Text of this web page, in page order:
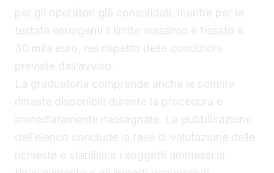
per gli operatori già consolidati, mentre per le
testate emergenti il limite massimo è fissato a
30 mila euro, nel rispetto delle condizioni
previste dall’avviso.
La graduatoria comprende anche le somme
rimaste disponibili durante la procedura e
immediatamente riassegnate. La pubblicazione
dell’elenco conclude la fase di valutazione delle
richieste e stabilisce i soggetti ammessi al